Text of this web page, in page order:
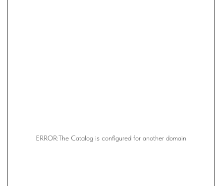
ERROR:The Catalog is configured for another domain